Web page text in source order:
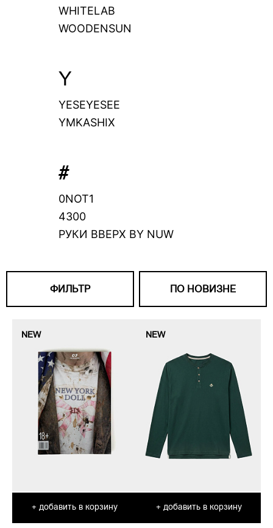
WHITELAB
WOODENSUN
Y
YESEYESEE
YMKASHIX
#
0NOT1
4300
РУКИ ВВЕРХ BY NUW
ФИЛЬТР ПО НОВИЗНЕ
NEW
+ добавить в корзину
NEW
+ добавить в корзину